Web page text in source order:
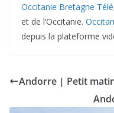
Occitanie Bretagne Télé
et de l’Occitanie.
depuis la plateforme
Andorre | Petit